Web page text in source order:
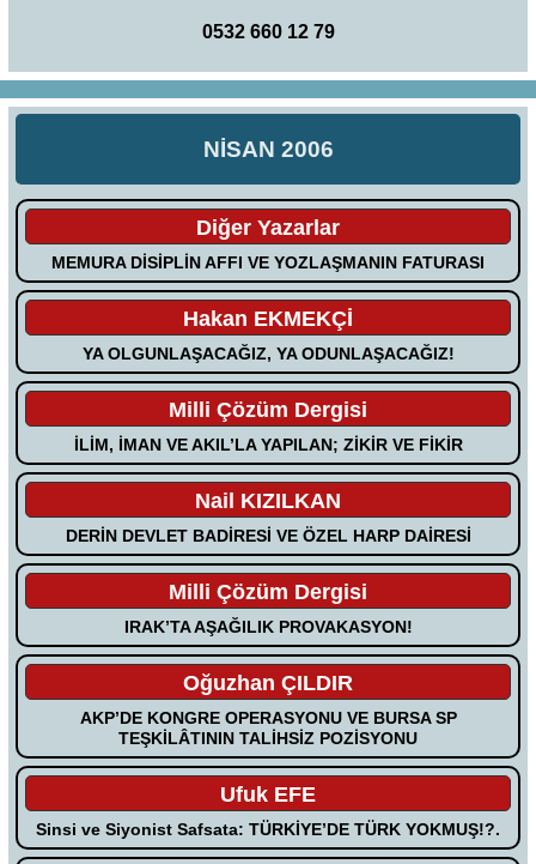
0532 660 12 79
NİSAN 2006
Diğer Yazarlar
MEMURA DİSİPLİN AFFI VE YOZLAŞMANIN FATURASI
Hakan EKMEKÇİ
YA OLGUNLAŞACAĞIZ, YA ODUNLAŞACAĞIZ!
Milli Çözüm Dergisi
İLİM, İMAN VE AKIL’LA YAPILAN; ZİKİR VE FİKİR
Nail KIZILKAN
DERİN DEVLET BADİRESİ VE ÖZEL HARP DAİRESİ
Milli Çözüm Dergisi
IRAK’TA AŞAĞILIK PROVAKASYON!
Oğuzhan ÇILDIR
AKP’DE KONGRE OPERASYONU VE BURSA SP
TEŞKİLÂTININ TALİHSİZ POZİSYONU
Ufuk EFE
Sinsi ve Siyonist Safsata: TÜRKİYE’DE TÜRK YOKMUŞ!?.